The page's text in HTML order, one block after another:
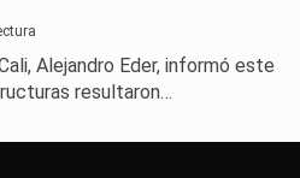
Alejandro Eder, informó este
resultaron…